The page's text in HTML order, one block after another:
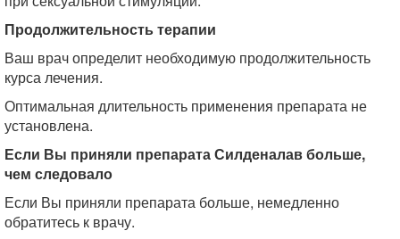
Продолжительность терапии
Ваш врач определит необходимую продолжительность
курса лечения.
Оптимальная длительность применения препарата не
установлена.
Если Вы приняли препарата Силденалав больше,
чем следовало
Если Вы приняли препарата больше, немедленно
обратитесь к врачу.